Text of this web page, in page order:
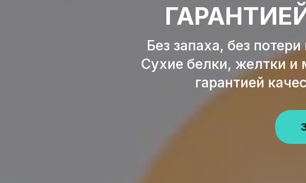
Без запаха, без
Сухие белки, желтки
гарантией